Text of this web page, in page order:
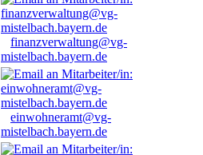
finanzverwaltung@vg-
mistelbach.bayern.de
einwohneramt@vg-
mistelbach.bayern.de